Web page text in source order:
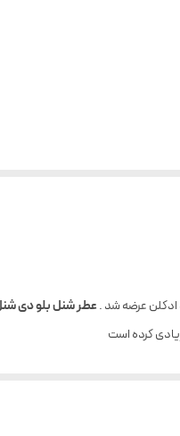
عطر شنل بلو دی
کرده است
از بخور عطر تم تلخ و دودی بخود